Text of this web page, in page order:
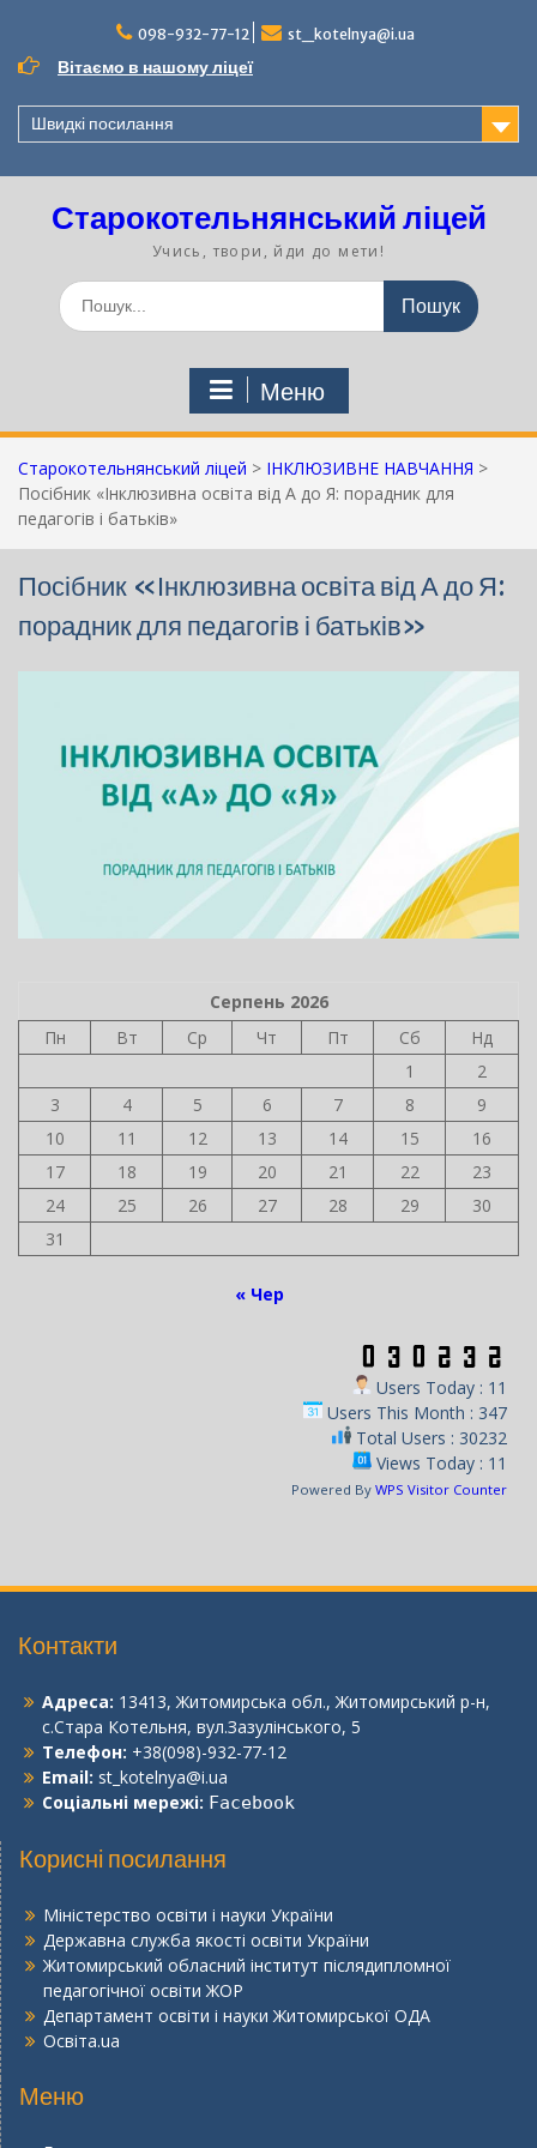
вмісту
098-932-77-12 st_kotelnya@i.ua
Вітаємо в нашому ліцеї
Швидкі посилання
Старокотельнянський ліцей
Учись, твори, йди до мети!
Шукати:
Меню
Старокотельнянський ліцей > ІНКЛЮЗИВНЕ НАВЧАННЯ >
Посібник «Інклюзивна освіта від А до Я: порадник для
педагогів і батьків»
Посібник «Інклюзивна освіта від А до Я:
порадник для педагогів і батьків»
Серпень 2026
Пн
Вт Ср Чт Пт Сб
Нд
1
2
3
4 5 6 7 8
9
10
11 12 13 14 15
16
17
18 19 20 21 22
23
24
25 26 27 28 29
30
31
« Чер
Users Today : 11
Users This Month : 347
Total Users : 30232
Views Today : 11
Powered By WPS Visitor Counter
Контакти
Адреса: 13413, Житомирська обл., Житомирський р-н,
с.Стара Котельня, вул.Зазулінського, 5
Телефон: +38(098)-932-77-12
Email: st_kotelnya@i.ua
Соціальні мережі: Facebook
Корисні посилання
Міністерство освіти і науки України
Державна служба якості освіти України
Житомирський обласний інститут післядипломної
педагогічної освіти ЖОР
Департамент освіти і науки Житомирської ОДА
Освіта.ua
Меню